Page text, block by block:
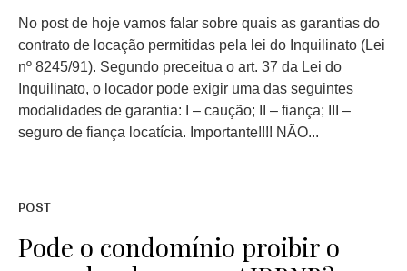
No post de hoje vamos falar sobre quais as garantias do
contrato de locação permitidas pela lei do Inquilinato (Lei
nº 8245/91). Segundo preceitua o art. 37 da Lei do
Inquilinato, o locador pode exigir uma das seguintes
modalidades de garantia: I – caução; II – fiança; III –
seguro de fiança locatícia. Importante!!!! NÃO...
POST
Pode o condomínio proibir o